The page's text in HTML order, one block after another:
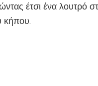
έτσι ένα λουτρό
κήπου.